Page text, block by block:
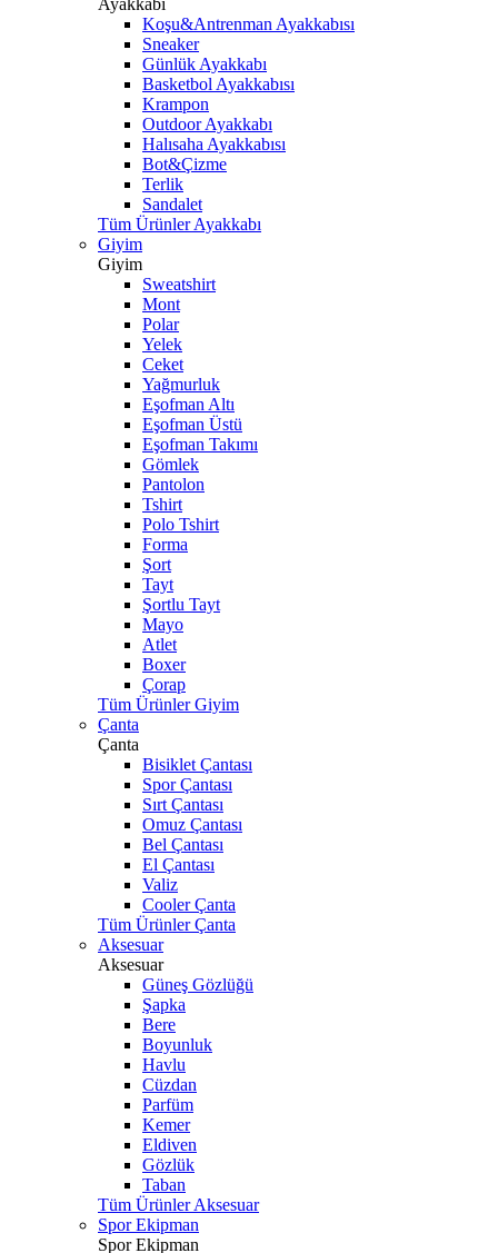
Ayakkabı
Koşu&Antrenman Ayakkabısı
Sneaker
Günlük Ayakkabı
Basketbol Ayakkabısı
Krampon
Outdoor Ayakkabı
Halısaha Ayakkabısı
Bot&Çizme
Terlik
Sandalet
Tüm Ürünler Ayakkabı
Giyim
Giyim
Sweatshirt
Mont
Polar
Yelek
Ceket
Yağmurluk
Eşofman Altı
Eşofman Üstü
Eşofman Takımı
Gömlek
Pantolon
Tshirt
Polo Tshirt
Forma
Şort
Tayt
Şortlu Tayt
Mayo
Atlet
Boxer
Çorap
Tüm Ürünler Giyim
Çanta
Çanta
Bisiklet Çantası
Spor Çantası
Sırt Çantası
Omuz Çantası
Bel Çantası
El Çantası
Valiz
Cooler Çanta
Tüm Ürünler Çanta
Aksesuar
Aksesuar
Güneş Gözlüğü
Şapka
Bere
Boyunluk
Havlu
Cüzdan
Parfüm
Kemer
Eldiven
Gözlük
Taban
Tüm Ürünler Aksesuar
Spor Ekipman
Spor Ekipman